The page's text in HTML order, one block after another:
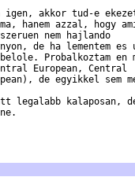
igen, akkor tud-e
hanem azzal, hogy
nem hajlando
de ha lementem es
Probalkoztam en
European, Central
de egyikkel sem
legalabb kalaposan,